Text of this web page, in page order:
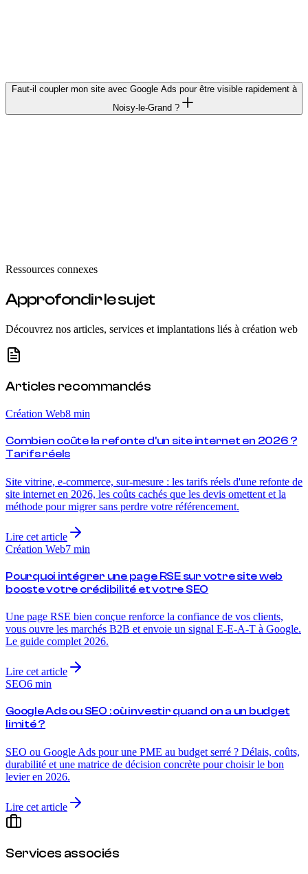
Faut-il coupler mon site avec Google Ads pour être visible rapidement à
Noisy-le-Grand ?
Ressources connexes
Approfondir le sujet
Découvrez nos articles, services et implantations liés à création web
Articles recommandés
Création Web8 min
Combien coûte la refonte d'un site internet en 2026 ?
Tarifs réels
Site vitrine, e-commerce, sur-mesure : les tarifs réels d'une refonte de
site internet en 2026, les coûts cachés que les devis omettent et la
méthode pour migrer sans perdre votre référencement.
Lire cet article
Création Web7 min
Pourquoi intégrer une page RSE sur votre site web
booste votre crédibilité et votre SEO
Une page RSE bien conçue renforce la confiance de vos clients,
vous ouvre les marchés B2B et envoie un signal E-E-A-T à Google.
Le guide complet 2026.
Lire cet article
SEO6 min
Google Ads ou SEO : où investir quand on a un budget
limité ?
SEO ou Google Ads pour une PME au budget serré ? Délais, coûts,
durabilité et une matrice de décision concrète pour choisir le bon
levier en 2026.
Lire cet article
Services associés